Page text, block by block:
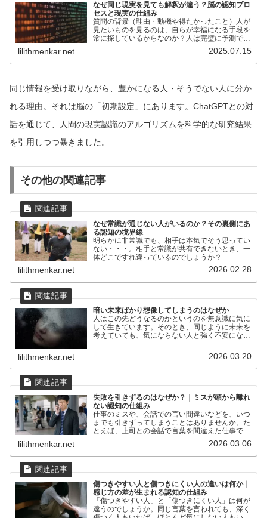
なぜ同じ現実を見ても解釈が違う？脳の認知プロ
セスと現実の仕組み
質問の背景（理由・動機や得たかったこと）人が
見たいものを見るのは、自らが幸福になる手段を
常に探しているからなのか？人は完璧に予測でき
る思考モデルのようなものを脳に構築できるのか
知りたかった（できるとしたらそれはどんなもの
なのか、その問いに挑...
lilithmenkar.net 2025.07.15
同じ情報を受け取りながら、豊かになる人・そうでない人に分か
れる理由。それは脳の「初期設定」にあります。ChatGPTとの対
話を通じて、人間の現実認識のアルゴリズムを科学的な研究結果
を引用しつつ暴きました。
その他の関連記事
なぜ常識が通じない人がいるのか？その裏側にあ
る認知の境界線
明らかに非常識でも、相手は本気でそう思ってい
ない・・・。相手と常識が共有できないとき、一
体どこですれ違っているのでしょうか？
lilithmenkar.net 2026.02.28
暗い未来ばかり想像してしまうのはなぜか
人はこの先どうなるのかというのを無意識に気に
して生きています。そのとき、同じように未来を
考えていても、気にならない人と強く不安になる
しているなら大丈夫です。しかし、まだ起きても
lilithmenkar.net 2026.03.20
失敗を引きずるのはなぜか？｜ミスが頭から離れ
ない認知の仕組み
仕事のミスや、会話での言い間違いなどを、いつ
までも引きずってしまうことはありませんか。た
とえば、上司との会話で言葉を間違えた仕事で小
さなミスをした相手の反応が気まずかったその場
では終わった出来事なのに、帰宅後や寝る前にな
って何度も思い出して...
lilithmenkar.net 2026.03.06
傷つきやすい人と傷つきにくい人の違いは何か｜
感じ方の差が生まれる認知の仕組み
「傷つきやすい人」と「傷つきにくい人」は何が
違うのでしょうか。同じ言葉を言われても、深く